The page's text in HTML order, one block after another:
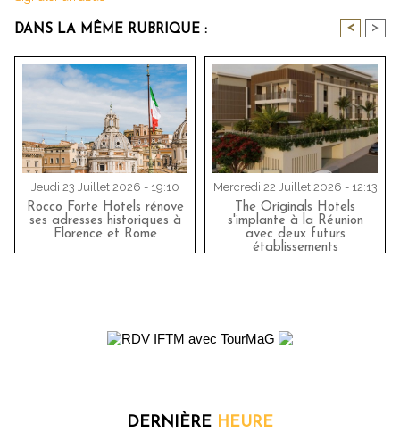
DANS LA MÊME RUBRIQUE : < >
Jeudi 23 Juillet 2026 - 19:10
Rocco Forte Hotels rénove
ses adresses historiques à
Florence et Rome
Mercredi 22 Juillet 2026 - 12:13
The Originals Hotels
s'implante à la Réunion
avec deux futurs
établissements
DERNIÈRE HEURE